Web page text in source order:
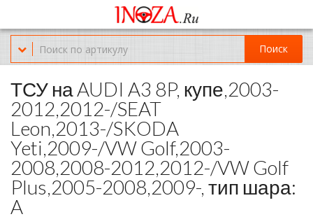
Офис обслуживания г.Краснодар (KRD) Куликова Поля 2 (магазин
Нож-мясо)
8-(967)-300-69-11
Поиск
ТСУ на AUDI A3 8P, купе,2003-
2012,2012-/SEAT
Leon,2013-/SKODA
Yeti,2009-/VW Golf,2003-
2008,2008-2012,2012-/VW Golf
Plus,2005-2008,2009-, тип шара:
A